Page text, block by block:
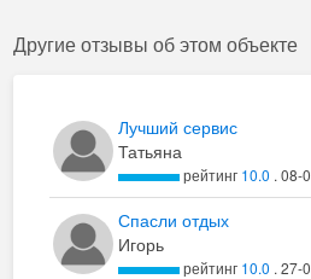
Другие отзывы об этом объекте
Лучший сервис
Татьяна
рейтинг 10.0 . 08-
Спасли отдых
Игорь
рейтинг 10.0 . 27-